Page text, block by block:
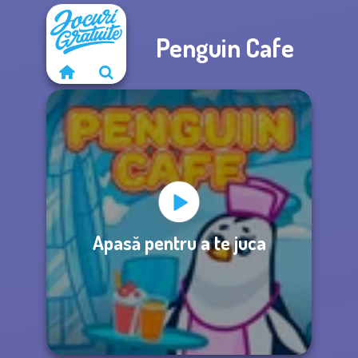
Penguin Cafe
Apasă pentru a te juca